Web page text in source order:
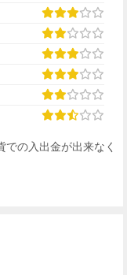
の入出金が出来なく